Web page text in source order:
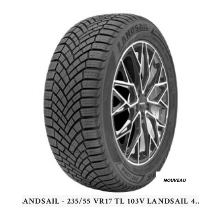
NOUVEAU
LANDSAIL - 235/55 VR17 TL 103V LANDSAIL 4-SEASONS 3 XL - 2355517 - CBB